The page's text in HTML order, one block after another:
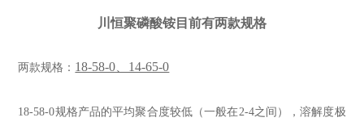
川恒聚磷酸铵目前有两款规格
两款规格： 18-58-0、14-65-0
18-58-0规格产品的平均聚合度较低（一般在2-4之间），溶解度极